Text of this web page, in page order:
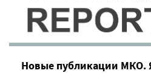
Новые публикации МКО.